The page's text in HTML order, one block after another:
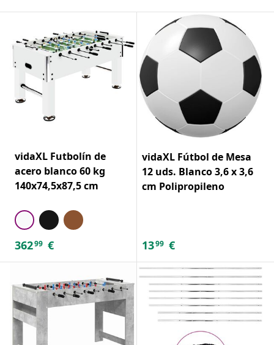
vidaXL Futbolín de
acero blanco 60 kg
140x74,5x87,5 cm
36299 €
vidaXL Fútbol de Mesa
12 uds. Blanco 3,6 x 3,6
cm Polipropileno
1399 €